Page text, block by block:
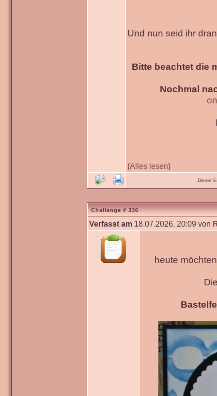
Und nun seid ihr
Bitte beachtet die
Nochmal
(Alles lesen)
Dieser
Challenge # 336
Verfasst am 18.07.2026, 20:09 von
heute